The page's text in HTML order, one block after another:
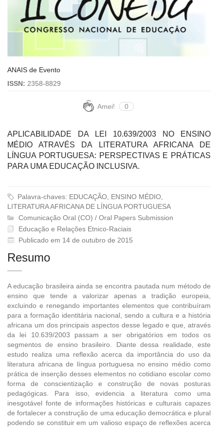
ANAIS de Evento
ISSN: 2358-8829
Amei! 0
APLICABILIDADE DA LEI 10.639/2003 NO ENSINO
MÉDIO ATRAVÉS DA LITERATURA AFRICANA DE
LÍNGUA PORTUGUESA: PERSPECTIVAS E PRÁTICAS
PARA UMA EDUCAÇÃO INCLUSIVA.
Palavra-chaves: EDUCAÇÃO, ENSINO MÉDIO,
LITERATURA AFRICANA DE LÍNGUA PORTUGUESA
Comunicação Oral (CO) / Oral Papers Submission
Educação e Relações Etnico-Raciais
Publicado em 14 de outubro de 2015
Resumo
A educação brasileira ainda se encontra pautada num método de
ensino que tende a valorizar apenas a tradição europeia,
excluindo e renegando importantes elementos que contribuíram
para a formação identitária nacional, sendo a cultura e a história
africana um dos principais aspectos desse legado e que, através
da lei 10.639/2003 passam a ser obrigatórios em todos os
segmentos de ensino brasileiro. Diante dessa realidade, este
estudo realiza uma reflexão acerca da importância do uso da
literatura africana de língua portuguesa no ensino médio como
prática de inserção desses elementos no cotidiano escolar como
forma de conscientização e construção de novas posturas
pedagógicas. Para isso, evidencia a literatura como uma
inesgotável fonte de informações históricas e culturais capazes
de fortalecer a construção de uma educação democrática e plural
podendo se constituir em um valioso espaço de reflexões acerca